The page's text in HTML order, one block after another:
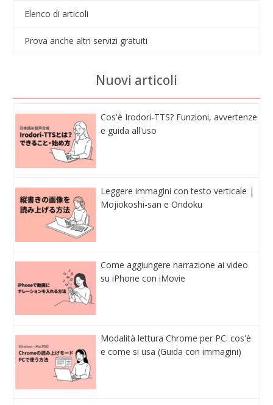
Elenco di articoli
Prova anche altri servizi gratuiti
Nuovi articoli
Cos'è Irodori-TTS? Funzioni, avvertenze
e guida all'uso
Leggere immagini con testo verticale |
Mojiokoshi-san e Ondoku
Come aggiungere narrazione ai video
su iPhone con iMovie
Modalità lettura Chrome per PC: cos'è
e come si usa (Guida con immagini)